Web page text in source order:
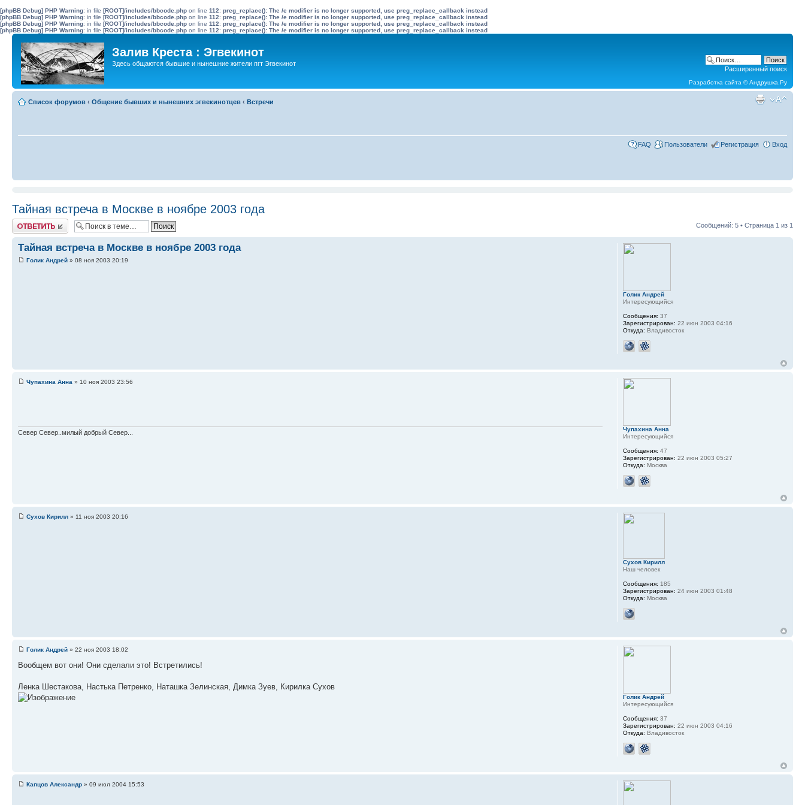
[phpBB Debug] PHP Warning: in file [ROOT]/includes/bbcode.php on line 112: preg_replace(): The /e modifier is no longer supported, use preg_replace_callback instead
[phpBB Debug] PHP Warning: in file [ROOT]/includes/bbcode.php on line 112: preg_replace(): The /e modifier is no longer supported, use preg_replace_callback instead
[phpBB Debug] PHP Warning: in file [ROOT]/includes/bbcode.php on line 112: preg_replace(): The /e modifier is no longer supported, use preg_replace_callback instead
[phpBB Debug] PHP Warning: in file [ROOT]/includes/bbcode.php on line 112: preg_replace(): The /e modifier is no longer supported, use preg_replace_callback instead
Залив Креста : Эгвекинот
Здесь общаются бывшие и нынешние жители пгт Эгвекинот
Расширенный поиск
Разработка сайта ©Андрушка.Ру
Список форумов ‹ Общение бывших и нынешних эгвекинотцев ‹ Встречи
FAQ Пользователи Регистрация Вход
Тайная встреча в Москве в ноябре 2003 года
Ответить Сообщений: 5 • Страница 1 из 1
Тайная встреча в Москве в ноябре 2003 года
Голик Андрей » 08 ноя 2003 20:19
Голик Андрей
Интересующийся
Сообщения: 37
Зарегистрирован: 22 июн 2003 04:16
Откуда: Владивосток
Чупахина Анна » 10 ноя 2003 23:56
Север Север..милый добрый Север...
Чупахина Анна
Интересующийся
Сообщения: 47
Зарегистрирован: 22 июн 2003 05:27
Откуда: Москва
Сухов Кирилл » 11 ноя 2003 20:16
Сухов Кирилл
Наш человек
Сообщения: 185
Зарегистрирован: 24 июн 2003 01:48
Откуда: Москва
Голик Андрей » 22 ноя 2003 18:02
Вообщем вот они! Они сделали это! Встретились!
Ленка Шестакова, Настька Петренко, Наташка Зелинская, Димка Зуев, Кирилка Сухов
Голик Андрей
Интересующийся
Сообщения: 37
Зарегистрирован: 22 июн 2003 04:16
Откуда: Владивосток
Капцов Александр » 09 июл 2004 15:53